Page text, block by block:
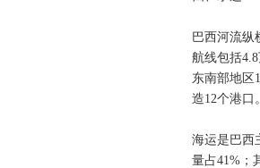
巴西河流纵
航线包括
东南部地区
造12个港口。
海运是巴西
量占41%；